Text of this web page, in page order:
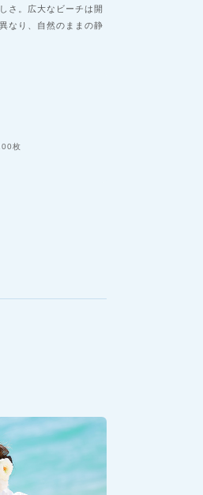
さ。広大なビーチは開
なり、自然のままの静
枚